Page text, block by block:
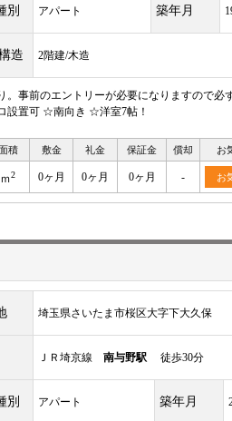
別 アパート 築年月
造 2階建/木造
事前のエントリーが必要になりますので必
設置可 ☆南向き ☆洋室7帖！
積 敷金 礼金 保証金 償却 お
2 0ヶ月 0ヶ月 0ヶ月 - お
埼玉県さいたま市桜区大字下大久保
ＪＲ埼京線 南与野駅 徒歩30分
別 アパート 築年月